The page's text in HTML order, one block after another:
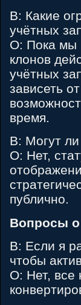
В: Какие
учётных
О: Пока мы
клонов
учётных
зависеть
время.
В: Могут ли
О: Нет,
публично.
Вопросы о
В: Если я
чтобы
О: Нет, все